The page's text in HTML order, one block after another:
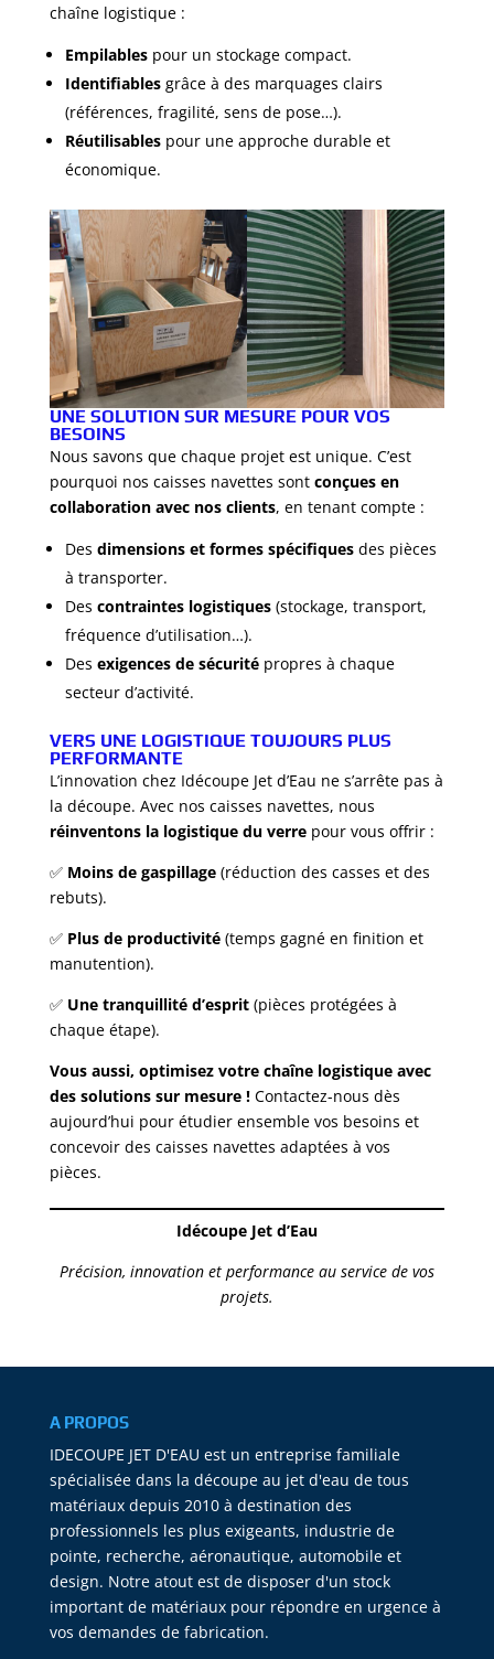
chaîne logistique :
Empilablespour un stockage compact.
Identifiablesgrâce à des marquages clairs
(références, fragilité, sens de pose…).
Réutilisablespour une approche durable et
économique.
UNE SOLUTION SUR MESURE POUR VOS
BESOINS
Nous savons que chaque projet est unique. C’est
pourquoi nos caisses navettes sont conçues en
collaboration avec nos clients, en tenant compte :
Des dimensions et formes spécifiquesdes pièces
à transporter.
Des contraintes logistiques(stockage, transport,
fréquence d’utilisation…).
Des exigences de sécuritépropres à chaque
secteur d’activité.
VERS UNE LOGISTIQUE TOUJOURS PLUS
PERFORMANTE
L’innovation chez Idécoupe Jet d’Eau ne s’arrête pas à
la découpe. Avec nos caisses navettes, nous
réinventons la logistique du verrepour vous offrir :
✅ Moins de gaspillage(réduction des casses et des
rebuts).
✅ Plus de productivité(temps gagné en finition et
manutention).
✅ Une tranquillité d’esprit(pièces protégées à
chaque étape).
Vous aussi, optimisez votre chaîne logistique avec
des solutions sur mesure !Contactez-nous dès
aujourd’hui pour étudier ensemble vos besoins et
concevoir des caisses navettes adaptées à vos
pièces.
Idécoupe Jet d’Eau
Précision, innovation et performance au service de vos
projets.
A PROPOS
IDECOUPE JET D'EAU est un entreprise familiale
spécialisée dans la découpe au jet d'eau de tous
matériaux depuis 2010 à destination des
professionnels les plus exigeants, industrie de
pointe, recherche, aéronautique, automobile et
design. Notre atout est de disposer d'un stock
important de matériaux pour répondre en urgence à
vos demandes de fabrication.